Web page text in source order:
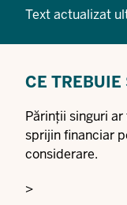
Text actualizat
CE
Părinții singuri
sprijin financiar
considerare.
>